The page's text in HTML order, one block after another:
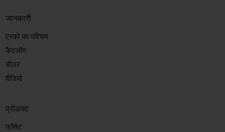
जानकारी
एस्को का परिचय
कैटलॉग
डीलर
वीडियो
प्रोडक्ट
फॉसेट